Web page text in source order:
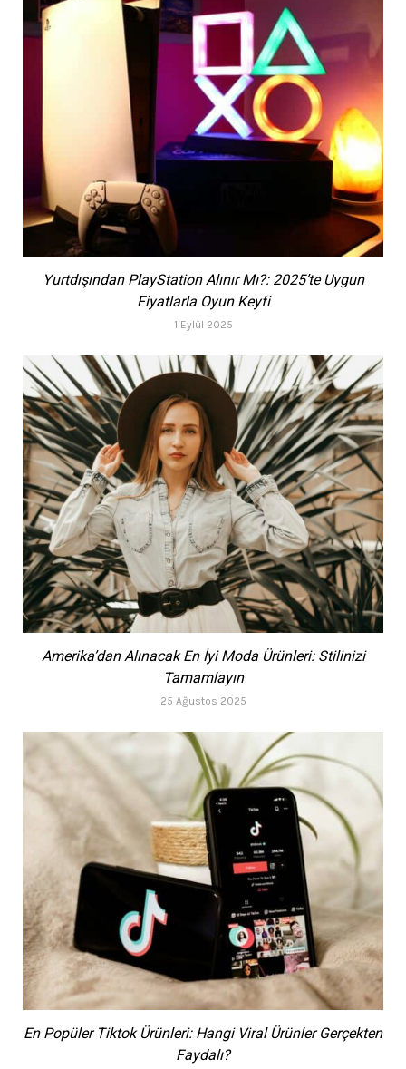
Yurtdışından PlayStation Alınır Mı?: 2025’te Uygun
Fiyatlarla Oyun Keyfi
1 Eylül 2025
Amerika’dan Alınacak En İyi Moda Ürünleri: Stilinizi
Tamamlayın
25 Ağustos 2025
En Popüler Tiktok Ürünleri: Hangi Viral Ürünler Gerçekten
Faydalı?